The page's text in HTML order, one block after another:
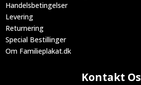
Handelsbetingelser
Levering
Returnering
Special Bestillinger
Om Familieplakat.dk
Kontakt Os